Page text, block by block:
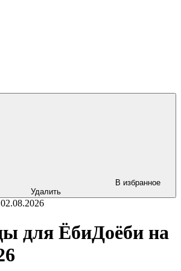
В избранное
Удалить
для ЁбиДоёби на